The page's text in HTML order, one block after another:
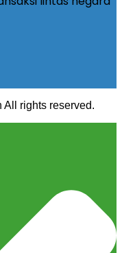
rights reserved.